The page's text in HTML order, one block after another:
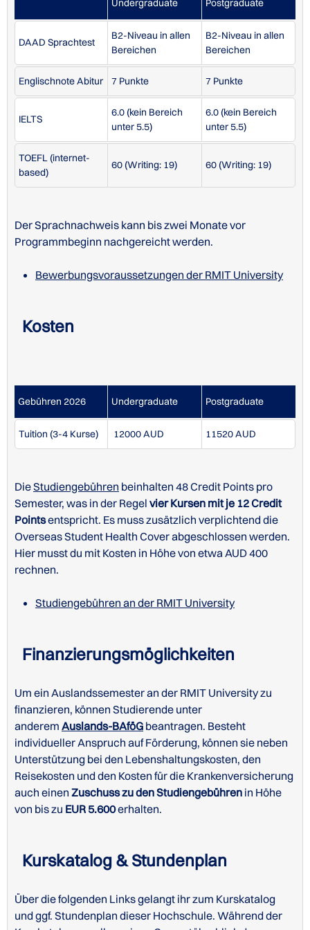
6.0 (kein Bereich unter 5.5)
TOEFL (internet-based) 60 (Writing: 19)
Bewerbungsvoraussetzungen der RMIT University
Studiengebühren an der RMIT University
STUDIENGÄNGE/KURSE IN ENGLISCH -
UNDERGRADUATE
Studiengebühren an der RMIT University
Studiengebühren an der RMIT University
Undergraduate Postgraduate
DAAD Sprachtest
B2-Niveau in allen
Bereichen
B2-Niveau in allen
Bereichen
Englischnote Abitur 7 Punkte 7 Punkte
IELTS
6.0 (kein Bereich
unter 5.5)
6.0 (kein Bereich
unter 5.5)
TOEFL (internet-
based)
60 (Writing: 19) 60 (Writing: 19)
Der Sprachnachweis kann bis zwei Monate vor
Programmbeginn nachgereicht werden.
Bewerbungsvoraussetzungen der RMIT University
Kosten
Gebühren 2026 Undergraduate Postgraduate
Tuition (3-4 Kurse) 12000 AUD 11520 AUD
DieStudiengebühren beinhalten 48 Credit Points pro
Semester, was in der Regel vier Kursen mit je 12 Credit
Pointsentspricht. Es muss zusätzlich verplichtend die
Overseas Student Health Cover abgeschlossen werden.
Hier musst du mit Kosten in Höhe von etwa AUD 400
rechnen.
Studiengebühren an der RMIT University
Finanzierungsmöglichkeiten
Um ein Auslandssemester an der RMIT University zu
finanzieren, können Studierende unter
anderem Auslands-BAföG beantragen. Besteht
individueller Anspruch auf Förderung, können sie neben
Unterstützung bei den Lebenshaltungskosten, den
Reisekosten und den Kosten für die Krankenversicherung
auch einen Zuschuss zu den Studiengebühren in Höhe
von bis zu EUR 5.600erhalten.
Kurskatalog & Stundenplan
Über die folgenden Links gelangt ihr zum Kurskatalog
und ggf. Stundenplan dieser Hochschule. Während der